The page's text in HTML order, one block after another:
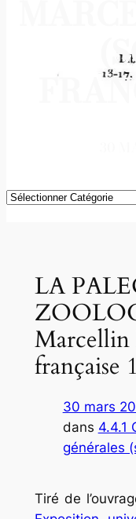
Catégories
LA
Marcellin
française
30 mars
dans 4.4.1
générales
Tiré de